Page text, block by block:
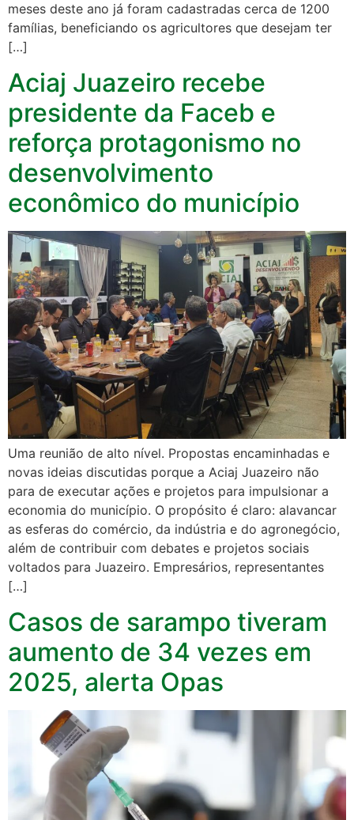
meses deste ano já foram cadastradas cerca de 1200
famílias, beneficiando os agricultores que desejam ter
[…]
Aciaj Juazeiro recebe
presidente da Faceb e
reforça protagonismo no
desenvolvimento
econômico do município
Uma reunião de alto nível. Propostas encaminhadas e
novas ideias discutidas porque a Aciaj Juazeiro não
para de executar ações e projetos para impulsionar a
economia do município. O propósito é claro: alavancar
as esferas do comércio, da indústria e do agronegócio,
além de contribuir com debates e projetos sociais
voltados para Juazeiro. Empresários, representantes
[…]
Casos de sarampo tiveram
aumento de 34 vezes em
2025, alerta Opas